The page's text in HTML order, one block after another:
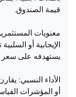
قيمة الصندوق.
معنويات
الإيجابية أو
يستهدفه على سعر
الأداء النسبي:
أو المؤشرات